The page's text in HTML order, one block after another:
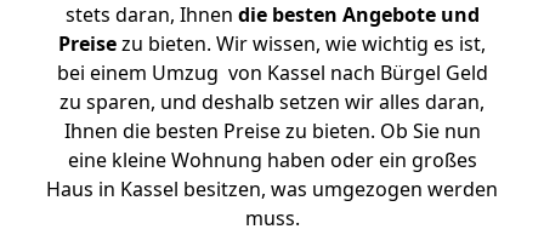
stets daran, Ihnen die besten Angebote und
Preisezu bieten. Wir wissen, wie wichtig es ist,
bei einem Umzug von Kassel nach Bürgel Geld
zu sparen, und deshalb setzen wir alles daran,
Ihnen die besten Preise zu bieten. Ob Sie nun
eine kleine Wohnung haben oder ein großes
Haus in Kassel besitzen, was umgezogen werden
muss.